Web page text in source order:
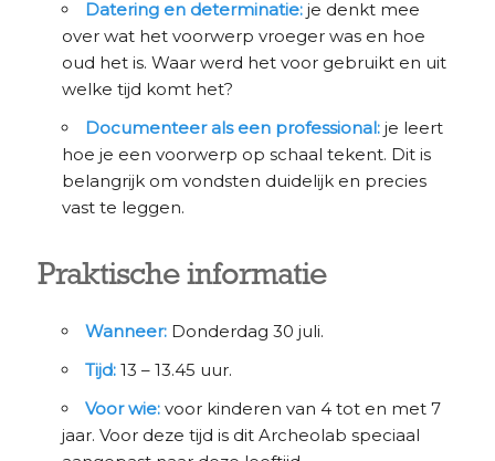
Datering en determinatie:je denkt mee
over wat het voorwerp vroeger was en hoe
oud het is. Waar werd het voor gebruikt en uit
welke tijd komt het?
Documenteer als een professional:je leert
hoe je een voorwerp op schaal tekent. Dit is
belangrijk om vondsten duidelijk en precies
vast te leggen.
Praktische informatie
Wanneer:Donderdag 30 juli.
Tijd:13 – 13.45 uur.
Voor wie:voor kinderen van 4 tot en met 7
jaar. Voor deze tijd is dit Archeolab speciaal